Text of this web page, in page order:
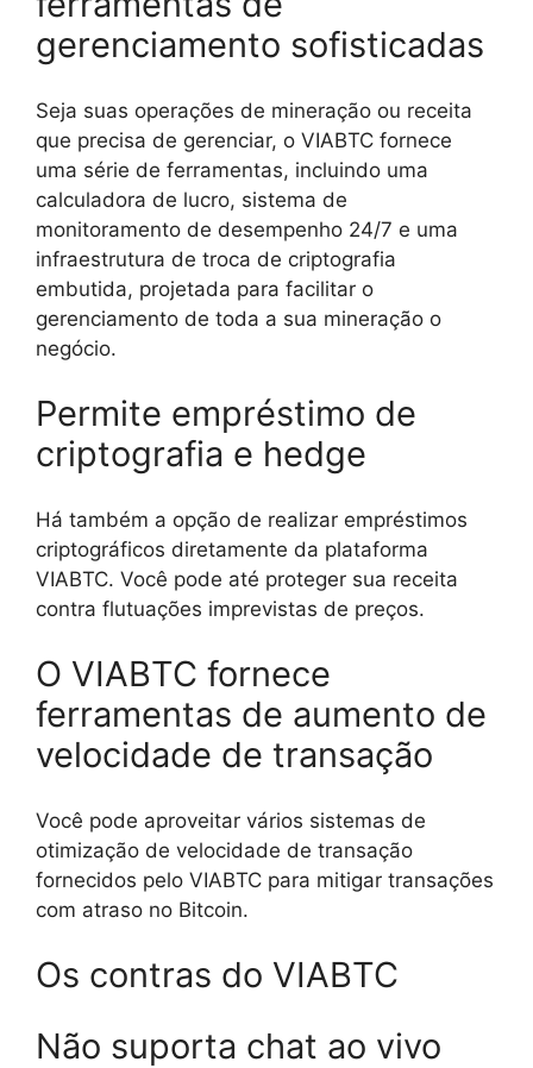
gerenciamento sofisticadas
Seja suas operações de mineração ou receita
que precisa de gerenciar, o VIABTC fornece
uma série de ferramentas, incluindo uma
calculadora de lucro, sistema de
monitoramento de desempenho 24/7 e uma
infraestrutura de troca de criptografia
embutida, projetada para facilitar o
gerenciamento de toda a sua mineração o
negócio.
Permite empréstimo de
criptografia e hedge
Há também a opção de realizar empréstimos
criptográficos diretamente da plataforma
VIABTC. Você pode até proteger sua receita
contra flutuações imprevistas de preços.
O VIABTC fornece
ferramentas de aumento de
velocidade de transação
Você pode aproveitar vários sistemas de
otimização de velocidade de transação
fornecidos pelo VIABTC para mitigar transações
com atraso no Bitcoin.
Os contras do VIABTC
Não suporta chat ao vivo